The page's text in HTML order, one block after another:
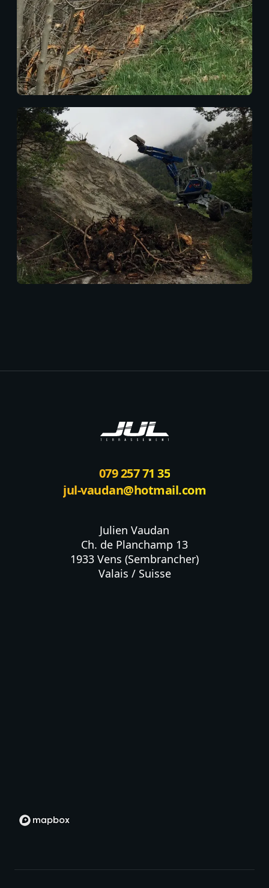
079 257 71 35
jul-vaudan@hotmail.com
Julien Vaudan
Ch. de Planchamp 13
1933 Vens (Sembrancher)
Valais / Suisse